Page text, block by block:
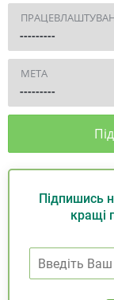
МЕТА
Підпишись
кращі